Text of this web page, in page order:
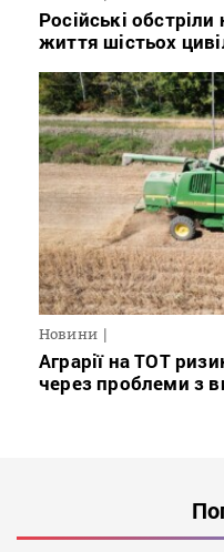
Російські
життя шістьох
Новини
Аграрії на ТОТ
через проблеми з